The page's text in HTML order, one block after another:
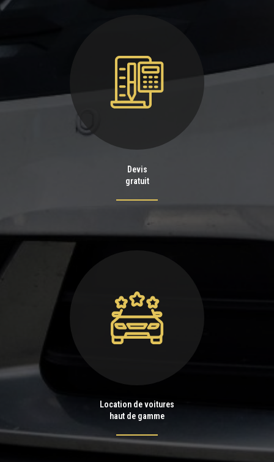
Devis
gratuit
Location de voitures
haut de gamme